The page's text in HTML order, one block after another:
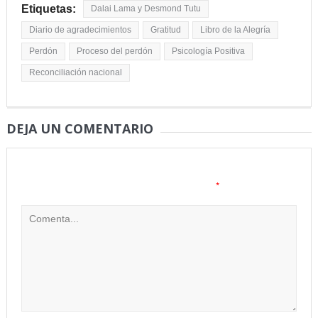
Etiquetas: Dalai Lama y Desmond Tutu
Diario de agradecimientos Gratitud Libro de la Alegría
Perdón Proceso del perdón Psicología Positiva
Reconciliación nacional
DEJA UN COMENTARIO
*